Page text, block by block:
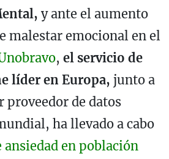
y ante el aumento
malestar emocional en el
, el servicio de
líder en Europa, junto a
proveedor de datos
ha llevado a cabo
ansiedad en población